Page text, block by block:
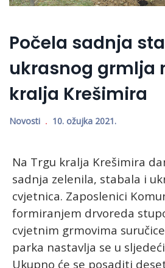
Počela sadnja
ukrasnog grmlja
kralja Krešimira
Novosti 10. ožujka 2021.
Na Trgu kralja Krešimira
sadnja zelenila, stabala i
cvjetnica. Zaposlenici
formiranjem drvoreda
cvjetnim grmovima
parka nastavlja se u
Ukupno će se posaditi